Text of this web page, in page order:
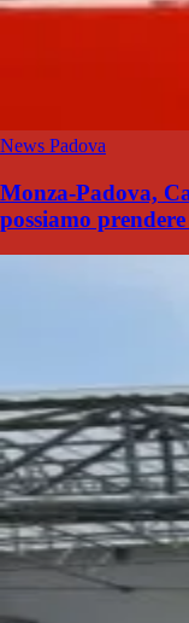
News Padova
Monza-Padova,
possiamo